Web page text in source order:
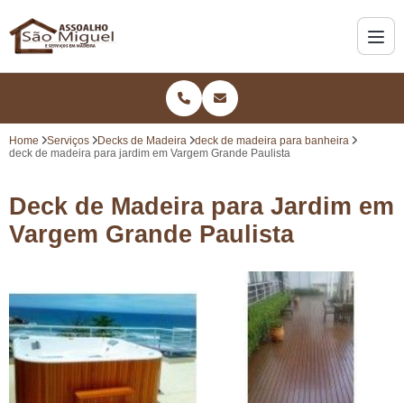
Home Serviços Decks de Madeira
deck de madeira para banheira
deck de madeira para jardim em Vargem Grande Paulista
Deck de Madeira para Jardim em
Vargem Grande Paulista